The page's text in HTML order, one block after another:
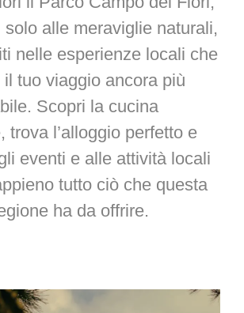
solo alle meraviglie naturali,
nelle esperienze locali che
il tuo viaggio ancora più
Scopri la cucina
trova l’alloggio perfetto e
eventi e alle attività locali
tutto ciò che questa
ha da offrire.